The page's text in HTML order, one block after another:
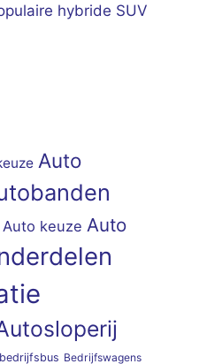
hybride SUV
Auto
Auto keuze Auto
bedrijfsbus Bedrijfswagens